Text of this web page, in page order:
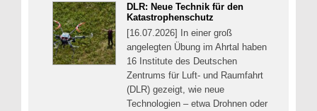
DLR: Neue Technik für den
Katastrophenschutz
[16.07.2026] In einer groß
angelegten Übung im Ahrtal haben
16 Institute des Deutschen
Zentrums für Luft- und Raumfahrt
(DLR) gezeigt, wie neue
Technologien – etwa Drohnen oder